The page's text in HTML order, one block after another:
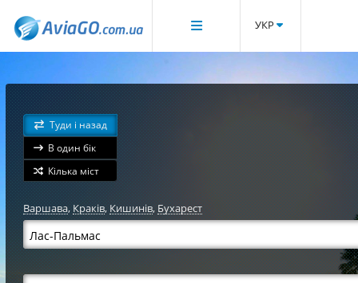
УКР
Туди і назад
В один бік
Кілька міст
Варшава, Краків, Кишинів, Бухарест